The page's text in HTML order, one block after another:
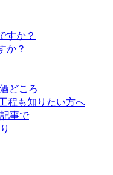
すか？
か？
どころ
程も知りたい方へ
事で